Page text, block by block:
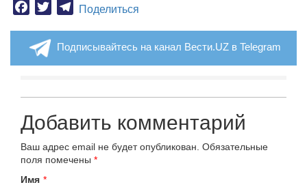
Facebook
TwitterTelegram
Поделиться
Подписывайтесь на канал Вести.UZ в Telegram
Добавить комментарий
Ваш адрес email не будет опубликован. Обязательные
поля помечены *
Имя *